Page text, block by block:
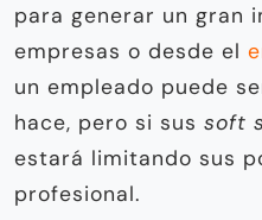
para generar un gran
empresas o desde el
un empleado puede
hace, pero si sus soft
estará limitando sus
profesional.